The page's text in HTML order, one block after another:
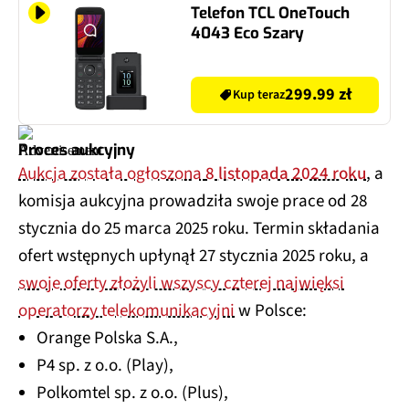
Telefon TCL OneTouch
4043 Eco Szary
Kup teraz299.99 zł
Proces aukcyjny
Aukcja została ogłoszona8 listopada 2024 roku, a
komisja aukcyjna prowadziła swoje prace od 28
stycznia do 25 marca 2025 roku. Termin składania
ofert wstępnych upłynął 27 stycznia 2025 roku, a
swoje oferty złożyli wszyscy czterej najwięksi
operatorzy telekomunikacyjniw Polsce:
Orange Polska S.A.,
P4 sp. z o.o. (Play),
Polkomtel sp. z o.o. (Plus),